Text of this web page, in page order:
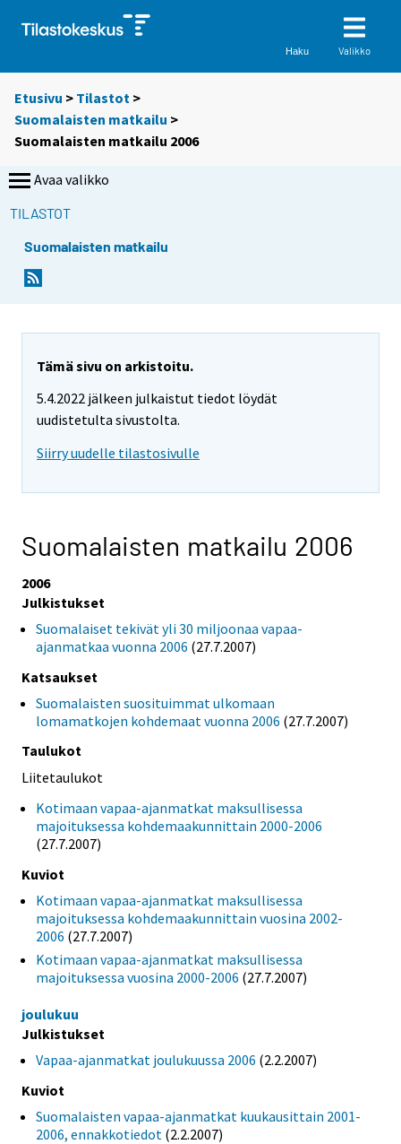
Haku Valikko
Etusivu > Tilastot >
Suomalaisten matkailu >
Suomalaisten matkailu 2006
Avaa valikko
TILASTOT
Suomalaisten matkailu
Tämä sivu on arkistoitu.
5.4.2022 jälkeen julkaistut tiedot löydät
uudistetulta sivustolta.
Siirry uudelle tilastosivulle
Suomalaisten matkailu 2006
2006
Julkistukset
Suomalaiset tekivät yli 30 miljoonaa vapaa-
ajanmatkaa vuonna 2006 (27.7.2007)
Katsaukset
Suomalaisten suosituimmat ulkomaan
lomamatkojen kohdemaat vuonna 2006 (27.7.2007)
Taulukot
Liitetaulukot
Kotimaan vapaa-ajanmatkat maksullisessa
majoituksessa kohdemaakunnittain 2000-2006
(27.7.2007)
Kuviot
Kotimaan vapaa-ajanmatkat maksullisessa
majoituksessa kohdemaakunnittain vuosina 2002-
2006 (27.7.2007)
Kotimaan vapaa-ajanmatkat maksullisessa
majoituksessa vuosina 2000-2006 (27.7.2007)
joulukuu
Julkistukset
Vapaa-ajanmatkat joulukuussa 2006 (2.2.2007)
Kuviot
Suomalaisten vapaa-ajanmatkat kuukausittain 2001-
2006, ennakkotiedot (2.2.2007)